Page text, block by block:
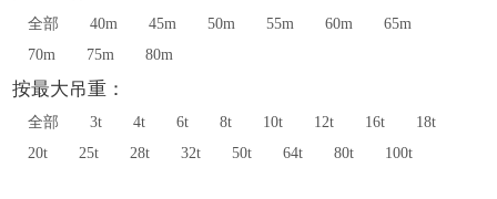
全部 40m 45m 50m 55m 60m
65m
70m
75m 80m
按最大吊重：
全部 3t 4t 6t 8t 10t 12t 16t
18t
20t
25t 28t 32t 50t 64t 80t 100t